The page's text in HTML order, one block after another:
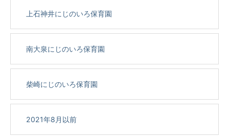
上石神井にじのいろ保育園
南大泉にじのいろ保育園
柴崎にじのいろ保育園
2021年8月以前